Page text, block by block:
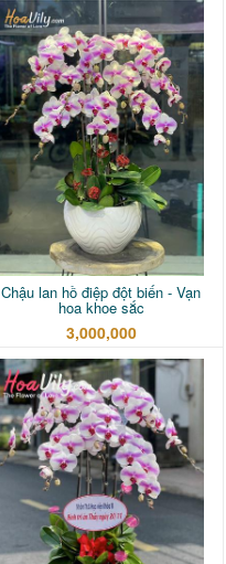
Chậu lan hồ điệp đột biến - Vạn
hoa khoe sắc
3,000,000